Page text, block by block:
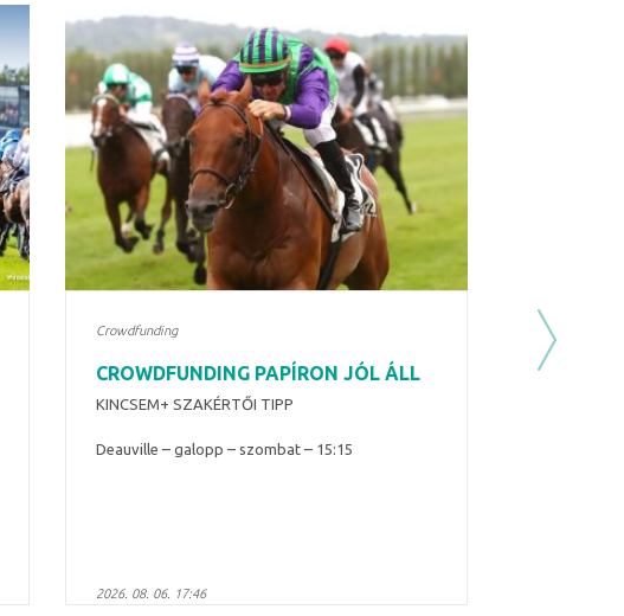
Crowdfunding
CROWDFUNDING PAPÍRON JÓL ÁLL
KINCSEM+ SZAKÉRTŐI TIPP
Deauville – galopp – szombat – 15:15
2026. 08. 06. 17:46
Next